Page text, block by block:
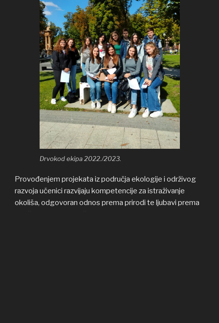
Drvokod ekipa 2022./2023.
Provođenjem projekata iz područja ekologije i održivog
razvoja učenici razvijaju kompetencije za istraživanje
okoliša, odgovoran odnos prema prirodi te ljubavi prema